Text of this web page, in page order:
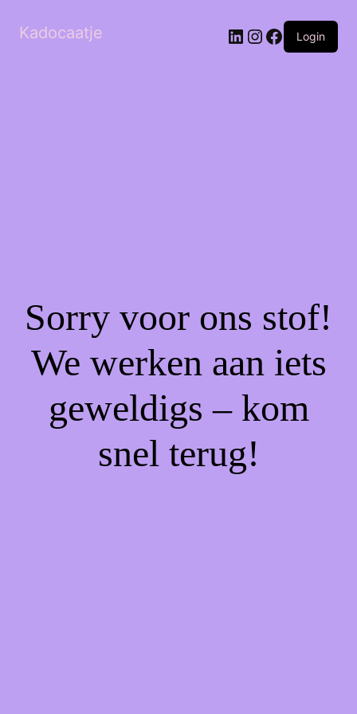
Kadocaatje LinkedIn
Instagram
Facebook
Login
Sorry voor ons stof!
We werken aan iets
geweldigs – kom
snel terug!